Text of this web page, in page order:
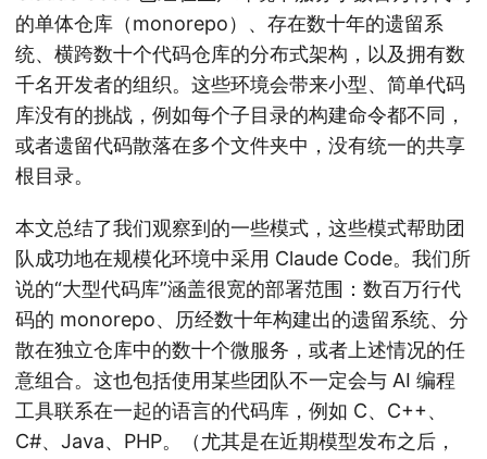
的单体仓库（monorepo）、存在数十年的遗留系
统、横跨数十个代码仓库的分布式架构，以及拥有数
千名开发者的组织。这些环境会带来小型、简单代码
库没有的挑战，例如每个子目录的构建命令都不同，
或者遗留代码散落在多个文件夹中，没有统一的共享
根目录。
本文总结了我们观察到的一些模式，这些模式帮助团
队成功地在规模化环境中采用 Claude Code。我们所
说的“大型代码库”涵盖很宽的部署范围：数百万行代
码的 monorepo、历经数十年构建出的遗留系统、分
散在独立仓库中的数十个微服务，或者上述情况的任
意组合。这也包括使用某些团队不一定会与 AI 编程
工具联系在一起的语言的代码库，例如 C、C++、
C#、Java、PHP。（尤其是在近期模型发布之后，